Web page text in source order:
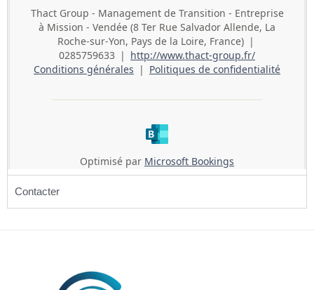
Contacter